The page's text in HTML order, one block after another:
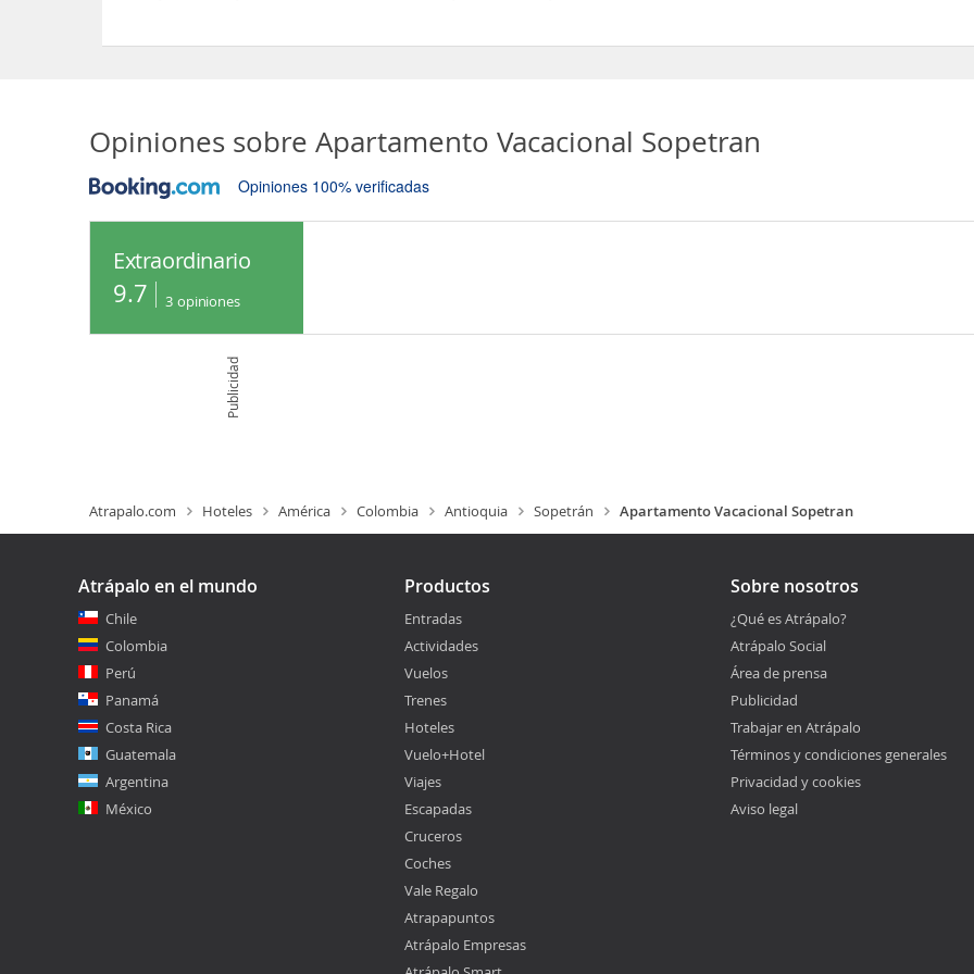
Opiniones sobre Apartamento Vacacional Sopetran
Opiniones 100% verificadas
Extraordinario
9.7 3 opiniones
Publicidad
Atrapalo.com Hoteles América Colombia Antioquia Sopetrán Apartamento Vacacional Sopetran
Atrápalo en el mundo
Chile
Colombia
Perú
Panamá
Costa Rica
Guatemala
Argentina
México
Productos
Entradas
Actividades
Vuelos
Trenes
Hoteles
Vuelo+Hotel
Viajes
Escapadas
Cruceros
Coches
Vale Regalo
Atrapapuntos
Atrápalo Empresas
Sobre nosotros
¿Qué es Atrápalo?
Atrápalo Social
Área de prensa
Publicidad
Trabajar en Atrápalo
Términos y condiciones generales
Privacidad y cookies
Aviso legal